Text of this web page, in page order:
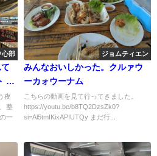
心部
フ
夜
整
一
ジョムティエン
みんなおいしかった。クルァウ
ーカォウーナム
こちらの動画を見て行ってきました。
https://youtu.be/b8TQ2DzsZk0?
si=Al5tmIKixAPIUTQy まだ行...